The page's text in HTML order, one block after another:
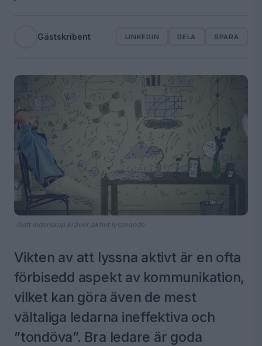
Gästskribent LINKEDIN DELA SPARA
Gott ledarskap kräver aktivt lyssnande
Vikten av att lyssna aktivt är en ofta
förbisedd aspekt av kommunikation,
vilket kan göra även de mest
vältaliga ledarna ineffektiva och
”tondöva”. Bra ledare är goda